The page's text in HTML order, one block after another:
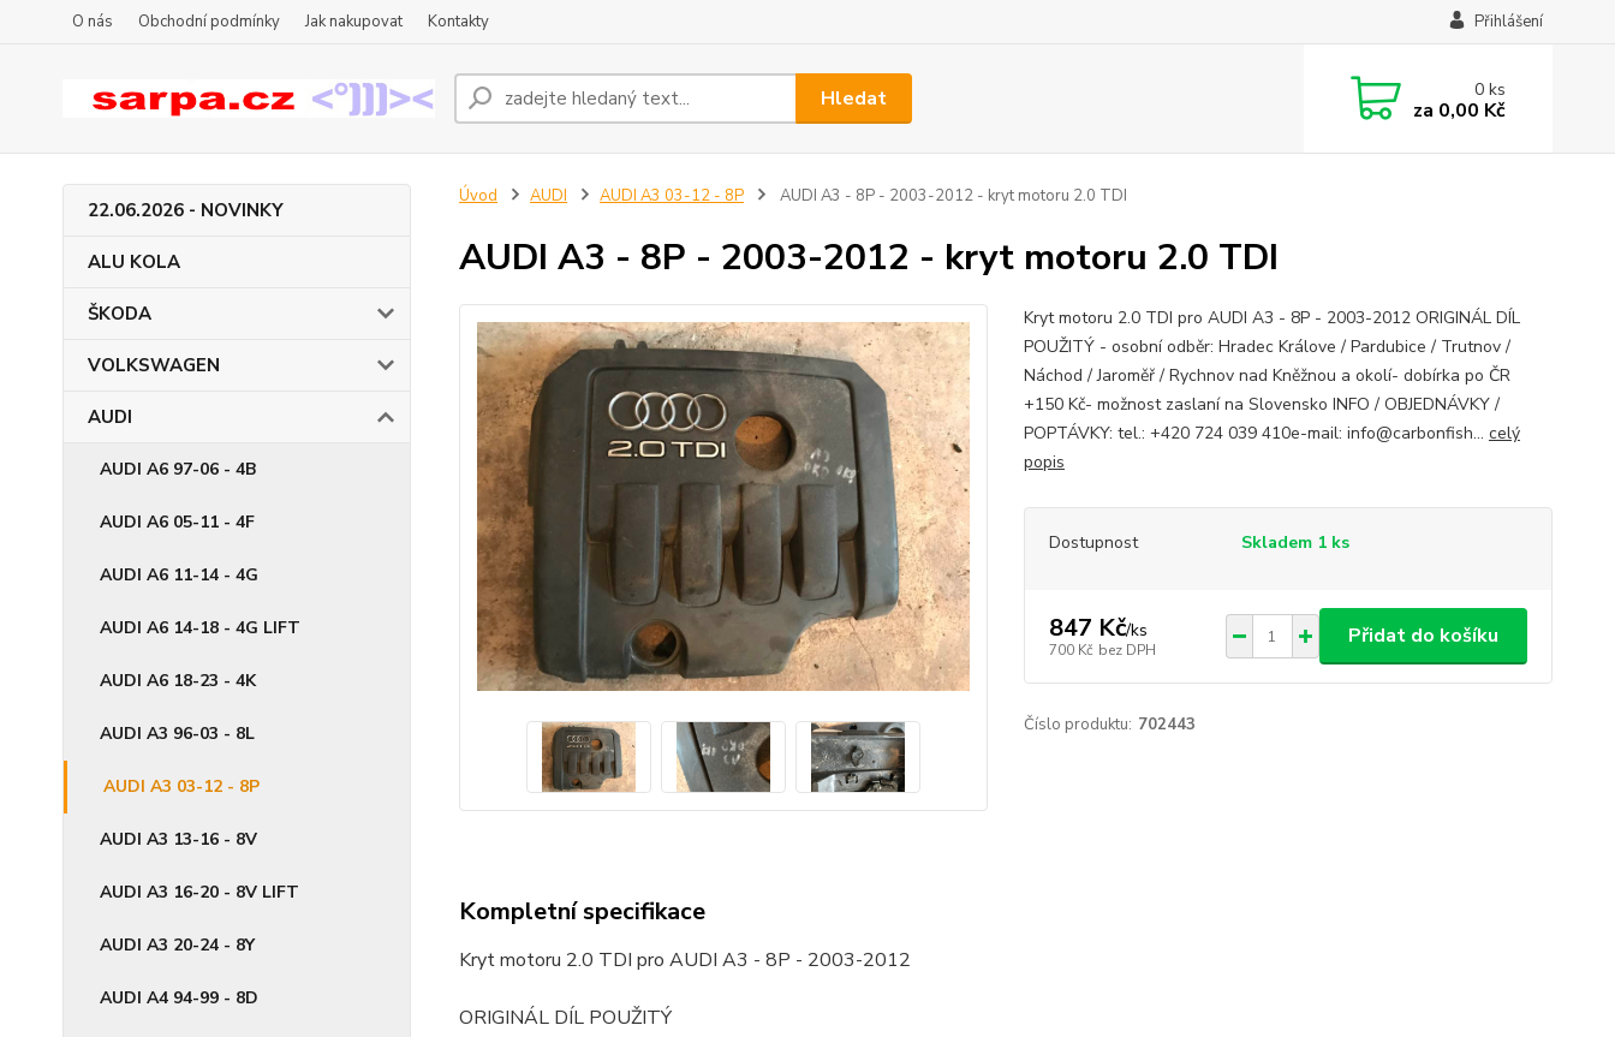
O nás Obchodní podmínky Jak nakupovat Kontakty Přihlášení
Hledat 0ks
za 0,00 Kč
22.06.2026 - NOVINKY
ALU KOLA
ŠKODA
VOLKSWAGEN
AUDI
AUDI A6 97-06 - 4B
AUDI A6 05-11 - 4F
AUDI A6 11-14 - 4G
AUDI A6 14-18 - 4G LIFT
AUDI A6 18-23 - 4K
AUDI A3 96-03 - 8L
AUDI A3 03-12 - 8P
AUDI A3 13-16 - 8V
AUDI A3 16-20 - 8V LIFT
AUDI A3 20-24 - 8Y
AUDI A4 94-99 - 8D
Úvod AUDI AUDI A3 03-12 - 8P AUDI A3 - 8P - 2003-2012 - kryt motoru 2.0 TDI
AUDI A3 - 8P - 2003-2012 - kryt motoru 2.0 TDI
Kryt motoru 2.0 TDI pro AUDI A3 - 8P - 2003-2012 ORIGINÁL DÍL
POUŽITÝ - osobní odběr: Hradec Králove / Pardubice / Trutnov /
Náchod / Jaroměř / Rychnov nad Kněžnou a okolí- dobírka po ČR
+150 Kč- možnost zaslaní na Slovensko INFO / OBJEDNÁVKY /
POPTÁVKY: tel.: +420 724 039 410e-mail: info@carbonfish... celý
popis
Dostupnost Skladem 1 ks
847 Kč/ks
700 Kč bez DPH
Přidat do košíku
Číslo produktu: 702443
Kompletní specifikace
Kryt motoru 2.0 TDI pro AUDI A3 - 8P - 2003-2012
ORIGINÁL DÍL POUŽITÝ